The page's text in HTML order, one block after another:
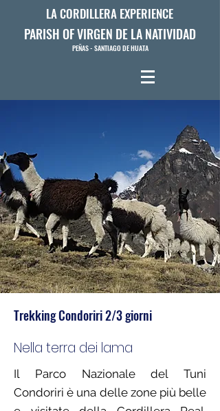
LA CORDILLERA EXPERIENCE
PARISH OF VIRGEN DE LA NATIVIDAD
PEÑAS - SANTIAGO DE HUATA
Trekking Condoriri 2/3 giorni
Nella terra dei lama
Il Parco Nazionale del Tuni
Condoriri è una delle zone più belle